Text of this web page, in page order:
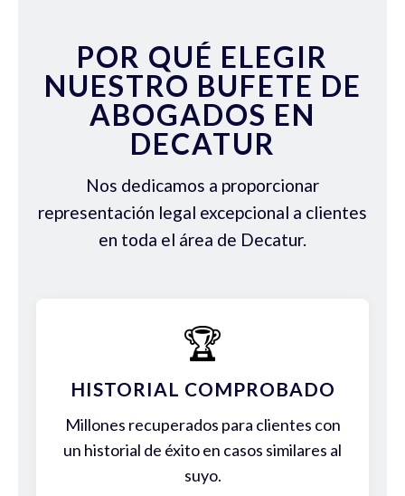
POR QUÉ ELEGIR
NUESTRO BUFETE DE
ABOGADOS EN
DECATUR
Nos dedicamos a proporcionar
representación legal excepcional a clientes
en toda el área de Decatur.
🏆
HISTORIAL COMPROBADO
Millones recuperados para clientes con
un historial de éxito en casos similares al
suyo.